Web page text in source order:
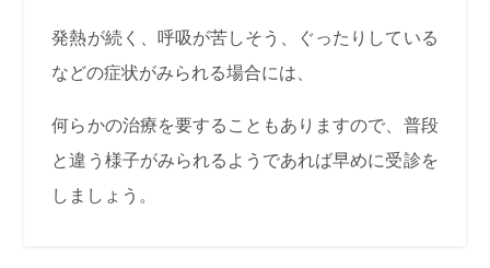
発熱が続く、呼吸が苦しそう、ぐったりしている
などの症状がみられる場合には、
何らかの治療を要することもありますので、普段
と違う様子がみられるようであれば早めに受診を
しましょう。